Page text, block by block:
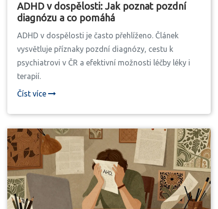
ADHD v dospělosti: Jak poznat pozdní
diagnózu a co pomáhá
ADHD v dospělosti je často přehlíženo. Článek
vysvětluje příznaky pozdní diagnózy, cestu k
psychiatrovi v ČR a efektivní možnosti léčby léky i
terapií.
Číst více